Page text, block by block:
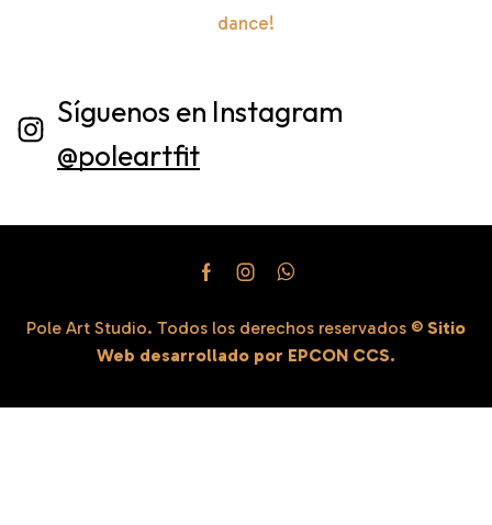
dance!
Síguenos en Instagram
@poleartfit
Pole Art Studio. Todos los derechos reservados © Sitio
Web desarrollado por EPCON CCS.